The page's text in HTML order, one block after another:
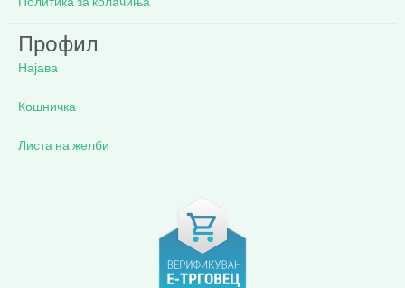
Профил
Најава
Кошничка
Листа на желби